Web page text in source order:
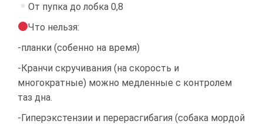
От пупка до лобка 0,8
Что нельзя:
-планки (собенно на время)
-Кранчи скручивания (на скорость и
многократные) можно медленные с контролем
таз дна.
-Гиперэкстензии и перерасгибагия (собака мордой